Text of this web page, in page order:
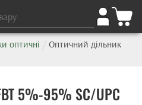
оптичні / Оптичний дільник
5%-95% SC/UPC